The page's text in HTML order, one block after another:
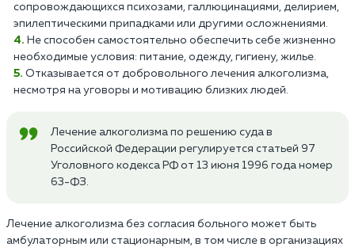
сопровождающихся психозами, галлюцинациями, делирием,
эпилептическими припадками или другими осложнениями.
Не способен самостоятельно обеспечить себе жизненно
необходимые условия: питание, одежду, гигиену, жилье.
Отказывается от добровольного лечения алкоголизма,
несмотря на уговоры и мотивацию близких людей.
Лечение алкоголизма по решению суда в
Российской Федерации регулируется статьей 97
Уголовного кодекса РФ от 13 июня 1996 года номер
63-ФЗ.
Лечение алкоголизма без согласия больного может быть
амбулаторным или стационарным, в том числе в организациях